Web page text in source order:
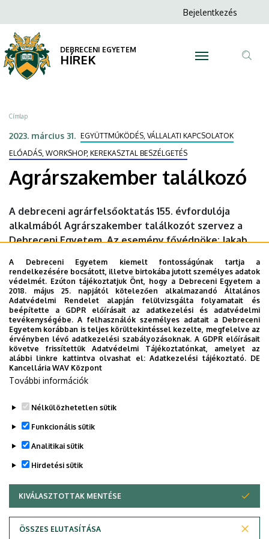
találkozó
|
DEBRECENI
EGYETEM
a
tartalomra
Anonim
menüje
Bejelentkezés
DEBRECENI EGYETEM
HÍREK
Morzsa
Címlap
2023. március 31. EGYÜTTMŰKÖDÉS, VÁLLALATI KAPCSOLATOK
ELŐADÁS, WORKSHOP, KEREKASZTAL BESZÉLGETÉS
Agrárszakember találkozó
A debreceni agrárfelsőoktatás 155. évfordulója
alkalmából Agrárszakember találkozót szervez a
Debreceni Egyetem. Az esemény fővédnöke: Jakab
Időpont: 2023. március 31. péntek 12.00
Helyszín: Debreceni Egyetem Böszörményi úti campus,
DE Mezőgazdaság-, Élelmiszertudományi és
Környezetgazdálkodási Kar Aula
Last update: 2023. 03. 30. 11:54
A Debreceni Egyetem kiemelt fontosságúnak tartja a
rendelkezésére bocsátott, illetve birtokába jutott személyes adatok
védelmét. Ezúton tájékoztatjuk Önt, hogy a Debreceni Egyetem a
2018. május 25. napjától kötelezően alkalmazandó Általános
Adatvédelmi Rendelet alapján felülvizsgálta folyamatait és
beépítette a GDPR előírásait az adatkezelési és adatvédelmi
tevékenységébe. A felhasználók személyes adatait a Debreceni
Egyetem korábban is teljes körültekintéssel kezelte, megfelelve az
érvényben lévő adatkezelési szabályozásoknak. A GDPR előírásait
követve frissítettük Adatvédelmi Tájékoztatónkat, amelyet az
alábbi linkre kattintva olvashat el:Adatkezelési tájékoztató. DE
Kancellária WAV Központ
További információk
Nélkülözhetetlen sütik
Funkcionális sütik
Analitikai sütik
Hirdetési sütik
KIVÁLASZTOTTAK MENTÉSE
ÖSSZES ELUTASÍTÁSA
WITHDRAW CONSENT